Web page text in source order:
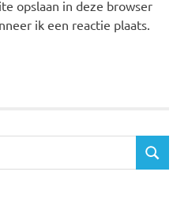
opslaan in deze browser
ik een reactie plaats.
ZOEKEN